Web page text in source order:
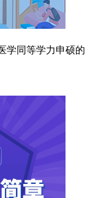
学同等学力申硕的